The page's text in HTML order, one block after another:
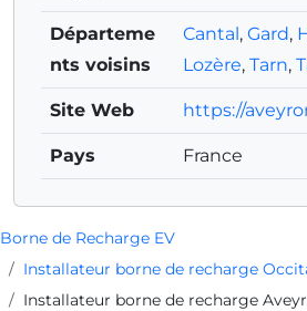
Borne de Recharge EV
Installateur borne de recharge
Installateur borne de recharge
Départeme
nts voisins
Cantal, Gard,
Lozère, Tarn,
Site Web https://
Pays France